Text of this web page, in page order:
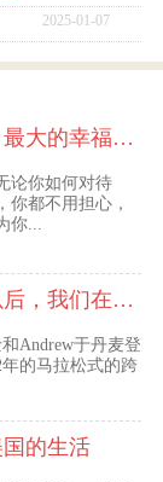
2025-01-07
黄女士的跨国故事：最大的幸福便是有一个白马王子一直默默等着自己
论你如何对待
你都不用担心，
你...
马拉松长跑式恋爱以后，我们在丹麦登记结婚了
Andrew于丹麦登
的马拉松式的跨
的生活